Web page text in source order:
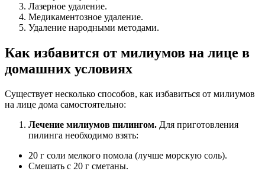
Лазерное удаление.
Медикаментозное удаление.
Удаление народными методами.
Как избавится от милиумов на лице в
домашних условиях
Существует несколько способов, как избавиться от милиумов
на лице дома самостоятельно:
Лечение милиумов пилингом. Для приготовления
пилинга необходимо взять:
20 г соли мелкого помола (лучше морскую соль).
Смешать с 20 г сметаны.